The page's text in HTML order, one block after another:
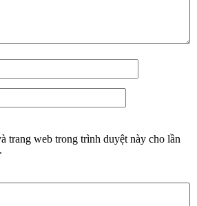
trang web trong trình duyệt này cho lần